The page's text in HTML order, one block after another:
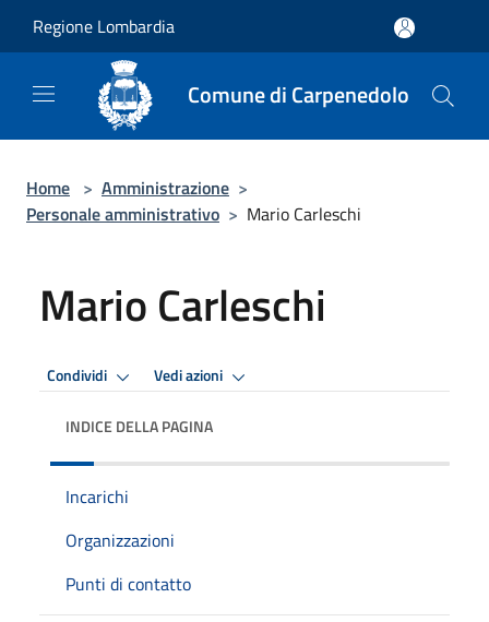
Regione Lombardia
Comune di Carpenedolo
Home > Amministrazione >
Personale amministrativo > Mario Carleschi
Mario Carleschi
Condividi Vedi azioni
INDICE DELLA PAGINA
Incarichi
Organizzazioni
Punti di contatto